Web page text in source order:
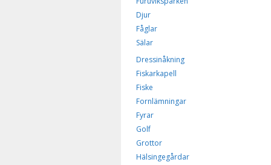
Djur
Fåglar
Sälar
Dressinåkning
Fiskarkapell
Fiske
Fornlämningar
Fyrar
Golf
Grottor
Hälsingegårdar